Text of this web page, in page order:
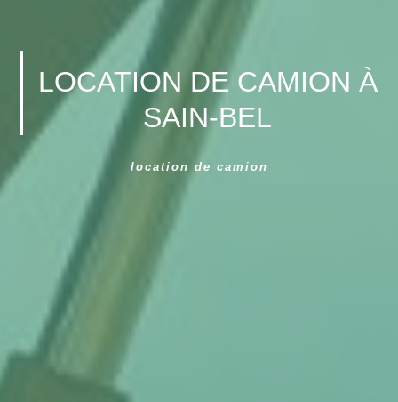
LOCATION DE CAMION À
SAIN-BEL
location de camion